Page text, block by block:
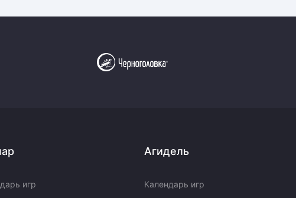
игр
Агидель
Календарь игр